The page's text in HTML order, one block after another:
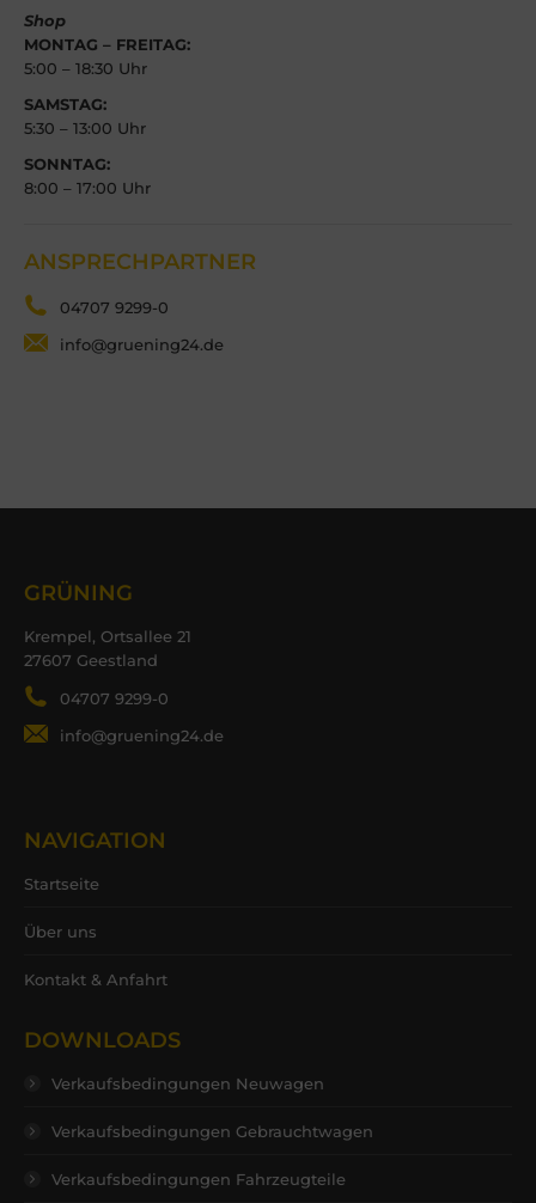
Shop
MONTAG – FREITAG:
5:00 – 18:30 Uhr
SAMSTAG:
5:30 – 13:00 Uhr
SONNTAG:
8:00 – 17:00 Uhr
ANSPRECHPARTNER
04707 9299-0
info@gruening24.de
GRÜNING
Krempel, Ortsallee 21
27607 Geestland
04707 9299-0
info@gruening24.de
NAVIGATION
Startseite
Über uns
Kontakt & Anfahrt
DOWNLOADS
Verkaufsbedingungen Neuwagen
Verkaufsbedingungen Gebrauchtwagen
Verkaufsbedingungen Fahrzeugteile